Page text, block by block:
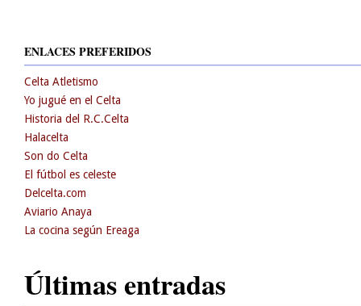
ENLACES PREFERIDOS
Celta Atletismo
Yo jugué en el Celta
Historia del R.C.Celta
Halacelta
Son do Celta
El fútbol es celeste
Delcelta.com
Aviario Anaya
La cocina según Ereaga
Últimas entradas